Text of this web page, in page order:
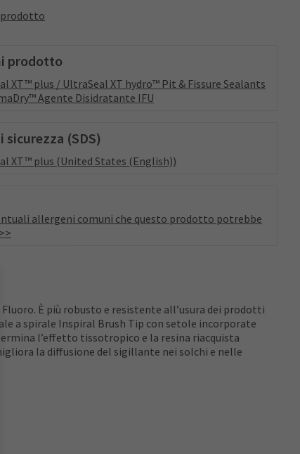
prodotto
XT™ plus / UltraSeal XT hydro™ Pit & Fissure Sealants
Agente Disidratante IFU
sicurezza (SDS)
XT™ plus (United States (English))
allergeni comuni che questo prodotto potrebbe
È più robusto e resistente all’usura dei prodotti
a spirale Inspiral Brush Tip con setole incorporate
l’effetto tissotropico e la resina riacquista
la diffusione del sigillante nei solchi e nelle